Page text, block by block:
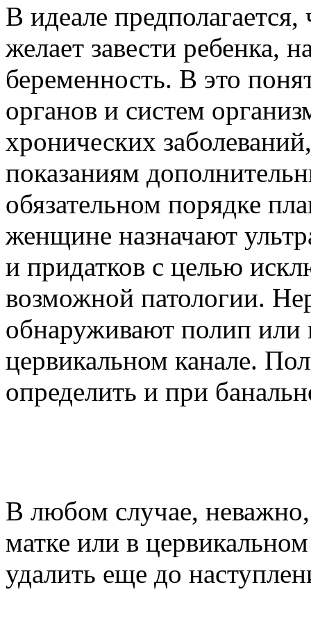
В идеале
желает завести ребенка,
беременность. В это
органов и систем
хронических
показаниям
обязательном порядке
женщине назначают
и придатков с целью
возможной патологии.
обнаруживают полип или
цервикальном канале.
определить и при
В любом случае, неважно,
матке или в
удалить еще до